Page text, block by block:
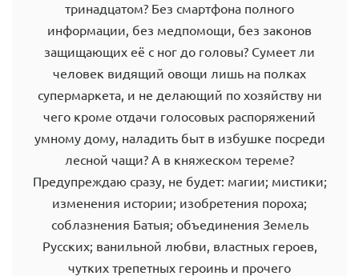
тринадцатом? Без смартфона полного
информации, без медпомощи, без законов
защищающих её с ног до головы? Сумеет ли
человек видящий овощи лишь на полках
супермаркета, и не делающий по хозяйству ни
чего кроме отдачи голосовых распоряжений
умному дому, наладить быт в избушке посреди
лесной чащи? А в княжеском тереме?
Предупреждаю сразу, не будет: магии; мистики;
изменения истории; изобретения пороха;
соблазнения Батыя; объединения Земель
Русских; ванильной любви, властных героев,
чутких трепетных героинь и прочего